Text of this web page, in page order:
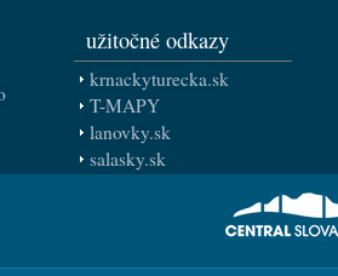
užitočné odkazy
krnackyturecka.sk
T-MAPY
lanovky.sk
salasky.sk